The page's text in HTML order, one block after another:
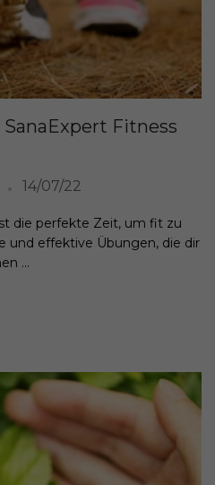
Fitness
14/07/22
die perfekte Zeit, um fit zu
und effektive Übungen, die dir
...